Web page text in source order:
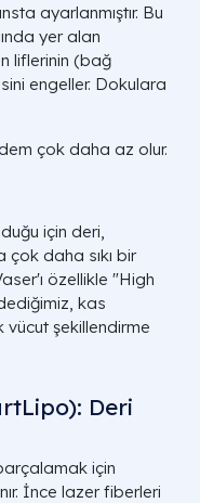
ayarlanmıştır. Bu
yer alan
liflerinin (bağ
engeller. Dokulara
çok daha az olur.
için deri,
daha sıkı bir
özellikle "High
kas
vücut şekillendirme
Deri
için
İnce lazer fiberleri